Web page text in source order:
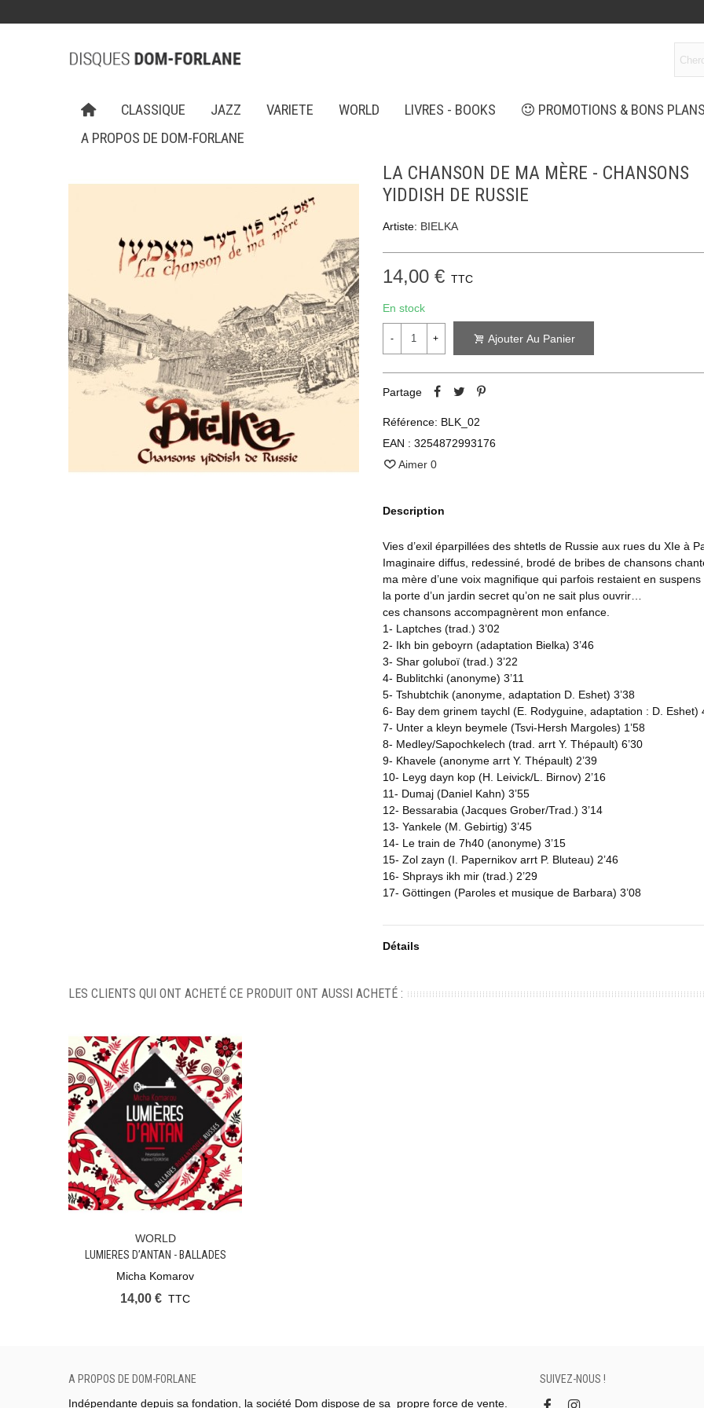
CLASSIQUE JAZZ VARIETE WORLD LIVRES - BOOKS
PROMOTIONS & BONS
A PROPOS DE DOM-FORLANE
LA CHANSON DE MA MÈRE - CHANSONS
YIDDISH DE RUSSIE
Artiste: BIELKA
14,00 € TTC
En stock
- + Ajouter Au Panier
Partage
Référence: BLK_02
EAN : 3254872993176
Aimer 0
Description
Vies d’exil éparpillées des shtetls de Russie aux rues du XIe à
Imaginaire diffus, redessiné, brodé de bribes de chansons
ma mère d’une voix magnifique qui parfois restaient en
la porte d’un jardin secret qu’on ne sait plus ouvrir…
ces chansons accompagnèrent mon enfance.
1- Laptches (trad.) 3’02
2- Ikh bin geboyrn (adaptation Bielka) 3’46
3- Shar goluboï (trad.) 3’22
4- Bublitchki (anonyme) 3’11
5- Tshubtchik (anonyme, adaptation D. Eshet) 3’38
6- Bay dem grinem taychl (E. Rodyguine, adaptation : D. Eshet)
7- Unter a kleyn beymele (Tsvi-Hersh Margoles) 1’58
8- Medley/Sapochkelech (trad. arrt Y. Thépault) 6’30
9- Khavele (anonyme arrt Y. Thépault) 2’39
10- Leyg dayn kop (H. Leivick/L. Birnov) 2’16
11- Dumaj (Daniel Kahn) 3’55
12- Bessarabia (Jacques Grober/Trad.) 3’14
13- Yankele (M. Gebirtig) 3’45
14- Le train de 7h40 (anonyme) 3’15
15- Zol zayn (I. Papernikov arrt P. Bluteau) 2’46
16- Shprays ikh mir (trad.) 2’29
17- Göttingen (Paroles et musique de Barbara) 3’08
Détails
LES CLIENTS QUI ONT ACHETÉ CE PRODUIT ONT AUSSI ACHETÉ :
Ajouter Au Panier
WORLD
LUMIERES D’ANTAN - BALLADES
ROMANTIQUES RUSSES
Micha Komarov
14,00 € TTC
A PROPOS DE DOM-FORLANE
Indépendante depuis sa fondation, la société Dom dispose de sa propre force de vente.
SUIVEZ-NOUS !